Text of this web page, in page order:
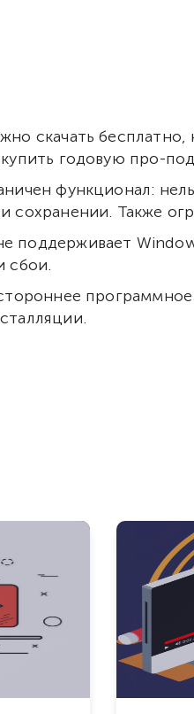
скачать
годовую про-
функционал:
сохранении. Также
поддерживает
сбои.
стороннее